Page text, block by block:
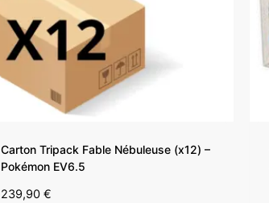
Carton Tripack Fable Nébuleuse (x12) –
Pokémon EV6.5
239,90 €